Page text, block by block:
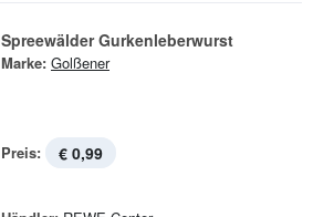
Spreewälder Gurkenleberwurst
Marke: Golßener
Preis: € 0,99